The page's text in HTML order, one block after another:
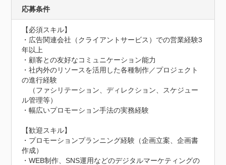
応募条件
【必須スキル】
・広告関連会社（クライアントサービス）での営業経験3
年以上
・顧客との友好なコミュニケーション能力
・社内外のリソースを活用した各種制作／プロジェクト
の進行経験
（ファシリテーション、ディレクション、スケジュー
ル管理等）
・幅広いプロモーション手法の実務経験
【歓迎スキル】
・プロモーションプランニング経験（企画立案、企画書
作成）
・WEB制作、SNS運用などのデジタルマーケティングの